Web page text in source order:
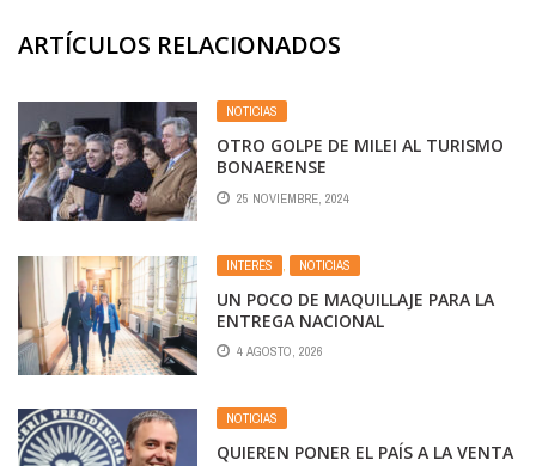
ARTÍCULOS RELACIONADOS
NOTICIAS
OTRO GOLPE DE MILEI AL TURISMO
BONAERENSE
25 NOVIEMBRE, 2024
INTERÉS NOTICIAS
UN POCO DE MAQUILLAJE PARA LA
ENTREGA NACIONAL
4 AGOSTO, 2026
NOTICIAS
QUIEREN PONER EL PAÍS A LA VENTA